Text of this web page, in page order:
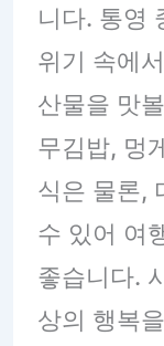
니다. 통영
위기 속에
산물을 맛
무김밥, 멍
식은 물론,
수 있어 여
좋습니다.
상의 행복